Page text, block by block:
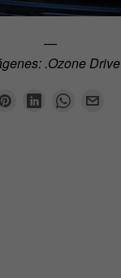
—
.Ozone Drive